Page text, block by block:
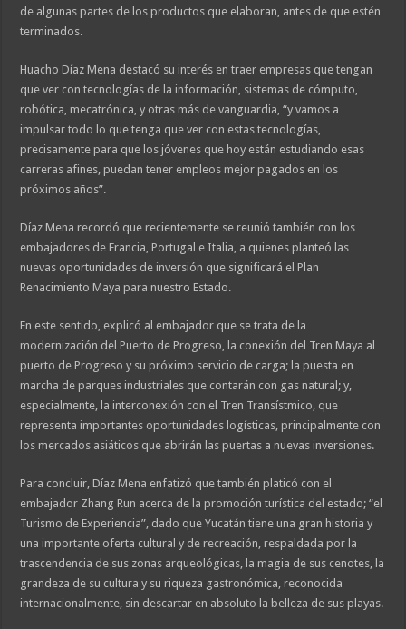
de algunas partes de los productos que elaboran, antes de que estén
terminados.
Huacho Díaz Mena destacó su interés en traer empresas que tengan
que ver con tecnologías de la información, sistemas de cómputo,
robótica, mecatrónica, y otras más de vanguardia, “y vamos a
impulsar todo lo que tenga que ver con estas tecnologías,
precisamente para que los jóvenes que hoy están estudiando esas
carreras afines, puedan tener empleos mejor pagados en los
próximos años”.
Díaz Mena recordó que recientemente se reunió también con los
embajadores de Francia, Portugal e Italia, a quienes planteó las
nuevas oportunidades de inversión que significará el Plan
Renacimiento Maya para nuestro Estado.
En este sentido, explicó al embajador que se trata de la
modernización del Puerto de Progreso, la conexión del Tren Maya al
puerto de Progreso y su próximo servicio de carga; la puesta en
marcha de parques industriales que contarán con gas natural; y,
especialmente, la interconexión con el Tren Transístmico, que
representa importantes oportunidades logísticas, principalmente con
los mercados asiáticos que abrirán las puertas a nuevas inversiones.
Para concluir, Díaz Mena enfatizó que también platicó con el
embajador Zhang Run acerca de la promoción turística del estado; “el
Turismo de Experiencia”, dado que Yucatán tiene una gran historia y
una importante oferta cultural y de recreación, respaldada por la
trascendencia de sus zonas arqueológicas, la magia de sus cenotes, la
grandeza de su cultura y su riqueza gastronómica, reconocida
internacionalmente, sin descartar en absoluto la belleza de sus playas.